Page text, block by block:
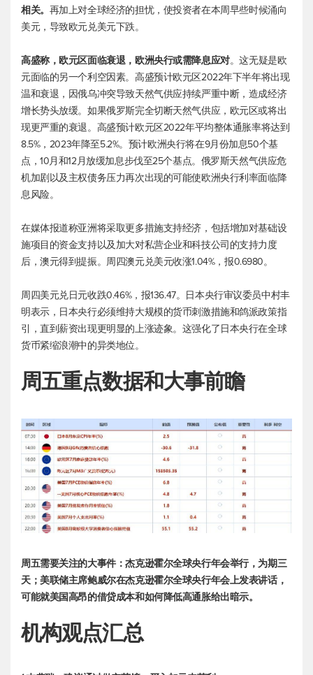
相关。 再加上对全球经济的担忧，使投资者在本周早些时候涌向
美元，导致欧元兑美元下跌。
高盛称，欧元区面临衰退，欧洲央行或需降息应对。这无疑是欧
元面临的另一个利空因素。高盛预计欧元区2022年下半年将出现
温和衰退，因俄乌冲突导致天然气供应持续严重中断，造成经济
增长势头放缓。如果俄罗斯完全切断天然气供应，欧元区或将出
现更严重的衰退。高盛预计欧元区2022年平均整体通胀率将达到
8.5%，2023年降至5.2%。预计欧洲央行将在9月份加息50个基
点，10月和12月放缓加息步伐至25个基点。俄罗斯天然气供应危
机加剧以及主权债务压力再次出现的可能使欧洲央行利率面临降
息风险。
在媒体报道称亚洲将采取更多措施支持经济，包括增加对基础设
施项目的资金支持以及加大对私营企业和科技公司的支持力度
后，澳元得到提振。周四澳元兑美元收涨1.04%，报0.6980。
周四美元兑日元收跌0.46%，报136.47。日本央行审议委员中村丰
明表示，日本央行必须维持大规模的货币刺激措施和鸽派政策指
引，直到薪资出现更明显的上涨迹象。这强化了日本央行在全球
货币紧缩浪潮中的异类地位。
周五重点数据和大事前瞻
周五需要关注的大事件：杰克逊霍尔全球央行年会举行，为期三
天；美联储主席鲍威尔在杰克逊霍尔全球央行年会上发表讲话，
可能就美国高昂的借贷成本和如何降低高通胀给出暗示。
机构观点汇总